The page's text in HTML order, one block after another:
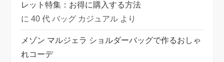
レット特集：お得に購入する方法
に40 代 バッグ カジュアル より
メゾン マルジェラ ショルダーバッグで作るおしゃ
れコーデ